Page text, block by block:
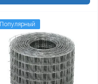
Популярный